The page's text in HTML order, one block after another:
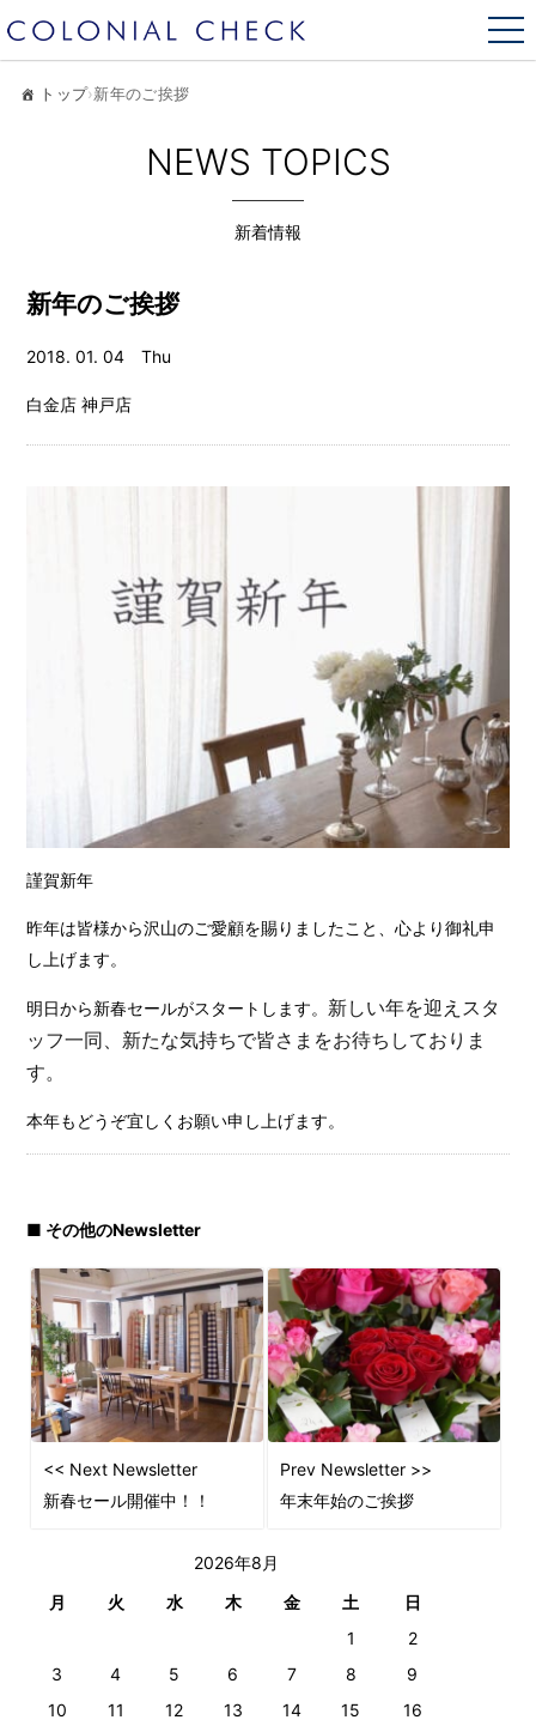
トップ›新年のご挨拶
NEWS TOPICS
新着情報
新年のご挨拶
2018. 01. 04 Thu
白金店 神戸店
謹賀新年
昨年は皆様から沢山のご愛顧を賜りましたこと、心より御礼申
し上げます。
明日から新春セールがスタートします。 新しい年を迎えスタ
ッフ一同、新たな気持ちで皆さまをお待ちしておりま
す。
本年もどうぞ宜しくお願い申し上げます。
■ その他のNewsletter
<< Next Newsletter
新春セール開催中！！
Prev Newsletter >>
年末年始のご挨拶
2026年8月
月
火 水 木 金 土 日
1
2
3
4 5 6 7 8
9
10
11 12 13 14 15
16